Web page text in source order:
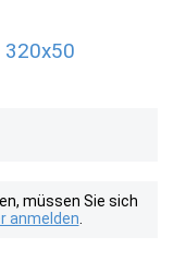
320x50
müssen Sie sich
anmelden